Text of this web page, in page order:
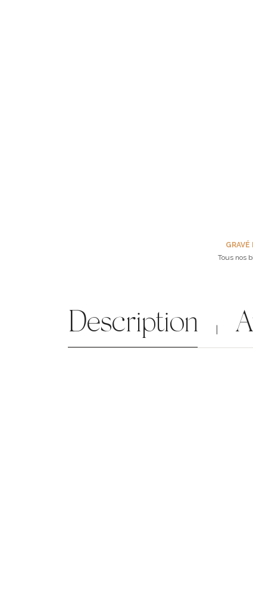
Tous nos
Description